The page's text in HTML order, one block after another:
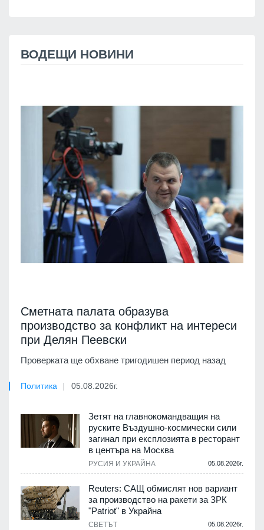
ВОДЕЩИ НОВИНИ
Сметната палата образува
производство за конфликт на интереси
при Делян Пеевски
Проверката ще обхване тригодишен период назад
Политика 05.08.2026г.
Зетят на главнокомандващия на
руските Въздушно-космически сили
загинал при експлозията в ресторант
в центъра на Москва
РУСИЯ И УКРАЙНА 05.08.2026г.
Reuters: САЩ обмислят нов вариант
за производство на ракети за ЗРК
"Patriot" в Украйна
СВЕТЪТ 05.08.2026г.